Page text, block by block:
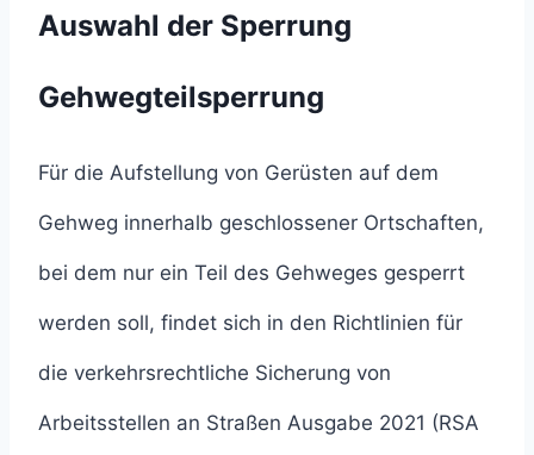
Auswahl der Sperrung
Gehwegteilsperrung
Für die Aufstellung von Gerüsten auf dem
Gehweg innerhalb geschlossener Ortschaften,
bei dem nur ein Teil des Gehweges gesperrt
werden soll, findet sich in den Richtlinien für
die verkehrsrechtliche Sicherung von
Arbeitsstellen an Straßen Ausgabe 2021 (RSA